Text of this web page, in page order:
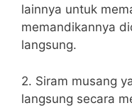
lainnya untuk
memandikannya
langsung.
2. Siram musang
langsung secara